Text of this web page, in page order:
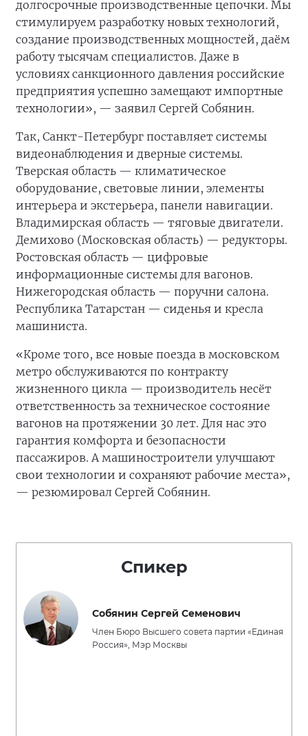
долгосрочные производственные цепочки. Мы
стимулируем разработку новых технологий,
создание производственных мощностей, даём
работу тысячам специалистов. Даже в
условиях санкционного давления российские
предприятия успешно замещают импортные
технологии», — заявил Сергей Собянин.
Так, Санкт-Петербург поставляет системы
видеонаблюдения и дверные системы.
Тверская область — климатическое
оборудование, световые линии, элементы
интерьера и экстерьера, панели навигации.
Владимирская область — тяговые двигатели.
Демихово (Московская область) — редукторы.
Ростовская область — цифровые
информационные системы для вагонов.
Нижегородская область — поручни салона.
Республика Татарстан — сиденья и кресла
машиниста.
«Кроме того, все новые поезда в московском
метро обслуживаются по контракту
жизненного цикла — производитель несёт
ответственность за техническое состояние
вагонов на протяжении 30 лет. Для нас это
гарантия комфорта и безопасности
пассажиров. А машиностроители улучшают
свои технологии и сохраняют рабочие места»,
— резюмировал Сергей Собянин.
Спикер
Собянин Сергей Семенович
Член Бюро Высшего совета партии «Единая
Россия», Мэр Москвы